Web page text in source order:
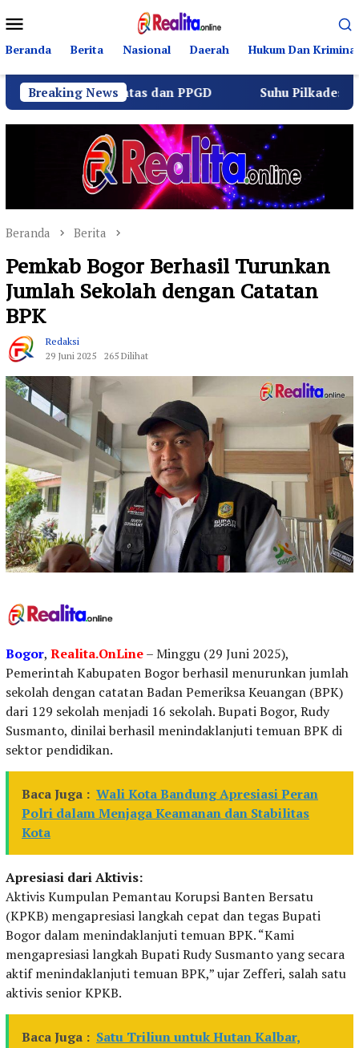
ke
kontenMobile
Beranda Berita Nasional Daerah Hukum Dan Kriminal
Breaking News
Lintas dan PPGD Suhu Pilkades Sukamulya
Beranda Berita
Pemkab Bogor Berhasil Turunkan
Jumlah Sekolah dengan Catatan
BPK
Redaksi
29 Juni 2025
265 Dilihat
Bogor, Realita.OnLine– Minggu (29 Juni 2025),
Pemerintah Kabupaten Bogor berhasil menurunkan jumlah
sekolah dengan catatan Badan Pemeriksa Keuangan (BPK)
dari 129 sekolah menjadi 16 sekolah. Bupati Bogor, Rudy
Susmanto, dinilai berhasil menindaklanjuti temuan BPK di
sektor pendidikan.
Baca Juga : Wali Kota Bandung Apresiasi Peran
Polri dalam Menjaga Keamanan dan Stabilitas
Kota
Apresiasi dari Aktivis:
Aktivis Kumpulan Pemantau Korupsi Banten Bersatu
(KPKB) mengapresiasi langkah cepat dan tegas Bupati
Bogor dalam menindaklanjuti temuan BPK. “Kami
mengapresiasi langkah Bupati Rudy Susmanto yang secara
aktif menindaklanjuti temuan BPK,” ujar Zefferi, salah satu
aktivis senior KPKB.
Baca Juga : Satu Triliun untuk Hutan Kalbar,